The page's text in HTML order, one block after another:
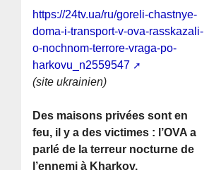
https://24tv.ua/ru/goreli-chastnye-
doma-i-transport-v-ova-rasskazali-
o-nochnom-terrore-vraga-po-
harkovu_n2559547
(site ukrainien)
Des maisons privées sont en
feu, il y a des victimes : l’OVA a
parlé de la terreur nocturne de
l’ennemi à Kharkov.